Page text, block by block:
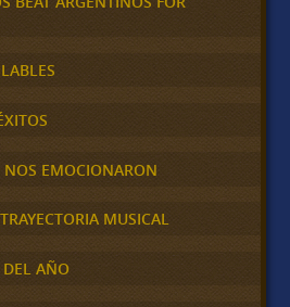
NOS EMOCIONARON
MUSICAL
AÑO